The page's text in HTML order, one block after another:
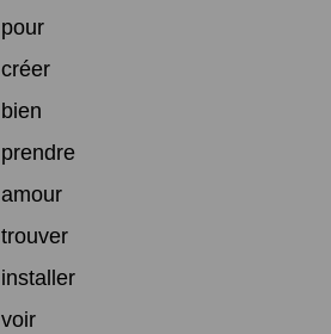
pour
créer
bien
prendre
amour
trouver
installer
voir